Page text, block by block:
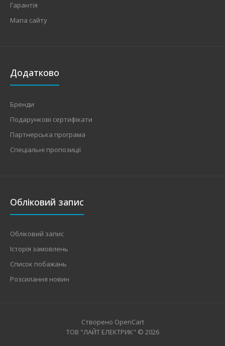
Гарантія
Мапа сайту
Додатково
Бренди
Подарункові сертифікати
Партнерська програма
Спеціальні пропозиції
Обліковий запис
Обліковий запис
Історія замовлень
Список побажань
Розсилання новин
Створено OpenCart
ТОВ "ЛАЙТ ЕЛЕКТРИК" © 2026